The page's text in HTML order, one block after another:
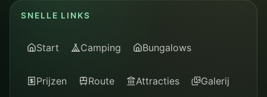
SNELLE LINKS
Start Camping Bungalows
Prijzen Route Attracties Galerij